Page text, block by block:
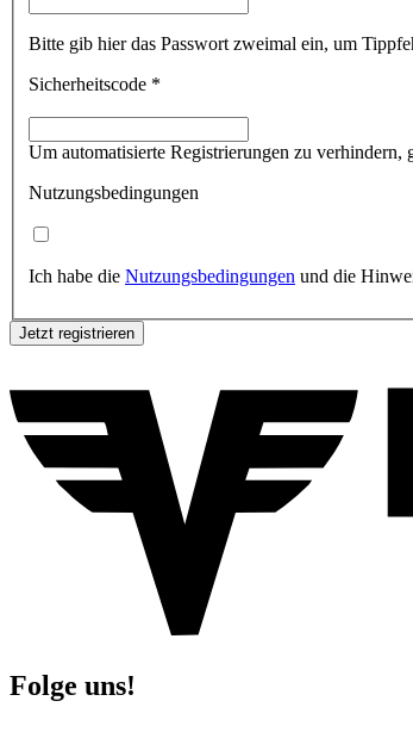
Bitte gib hier das Passwort zweimal ein, um
Sicherheitscode *
Um automatisierte Registrierungen zu
Nutzungsbedingungen
Ich habe die Nutzungsbedingungen und die
Jetzt registrieren
Folge uns!